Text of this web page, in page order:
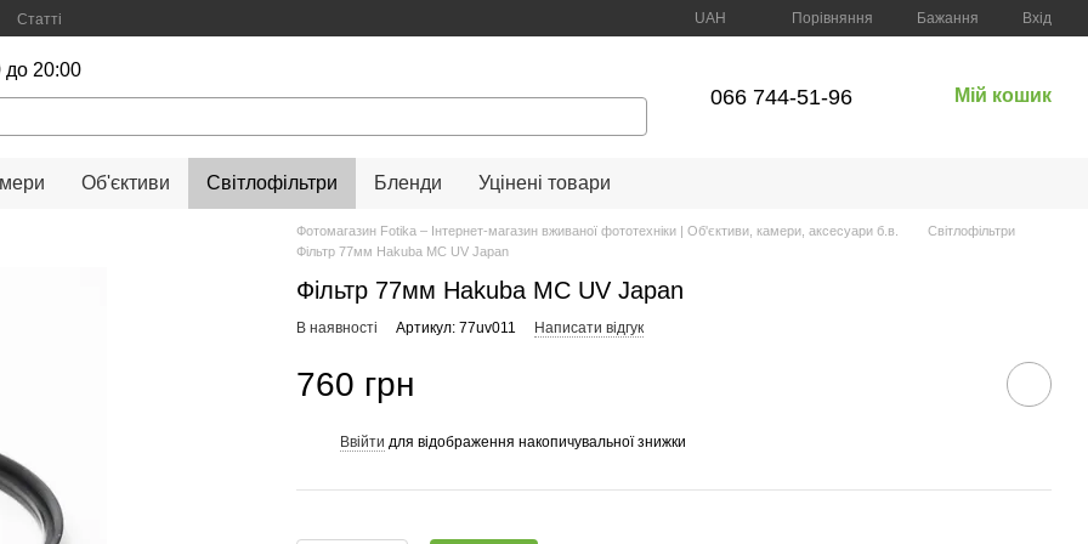
Статті UAH Порівняння Бажання Вхід
20:00
066 744-51-96 Мій кошик
Об'єктиви Світлофільтри Бленди Уцінені товари
Фотомагазин Fotika – Інтернет-магазин вживаної фототехніки | Об'єктиви, камери, аксесуари б.в.
Світлофільтри
Фільтр 77мм Hakuba MC UV Japan
Фільтр 77мм Hakuba MC UV Japan
В наявності Артикул: 77uv011 Написати відгук
760 грн
Ввійти для відображення накопичувальної знижки